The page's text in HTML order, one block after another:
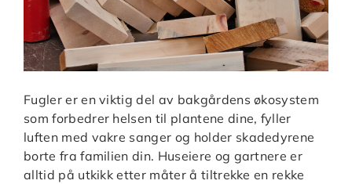
Fugler er en viktig del av bakgårdens økosystem
som forbedrer helsen til plantene dine, fyller
luften med vakre sanger og holder skadedyrene
borte fra familien din. Huseiere og gartnere er
alltid på utkikk etter måter å tiltrekke en rekke